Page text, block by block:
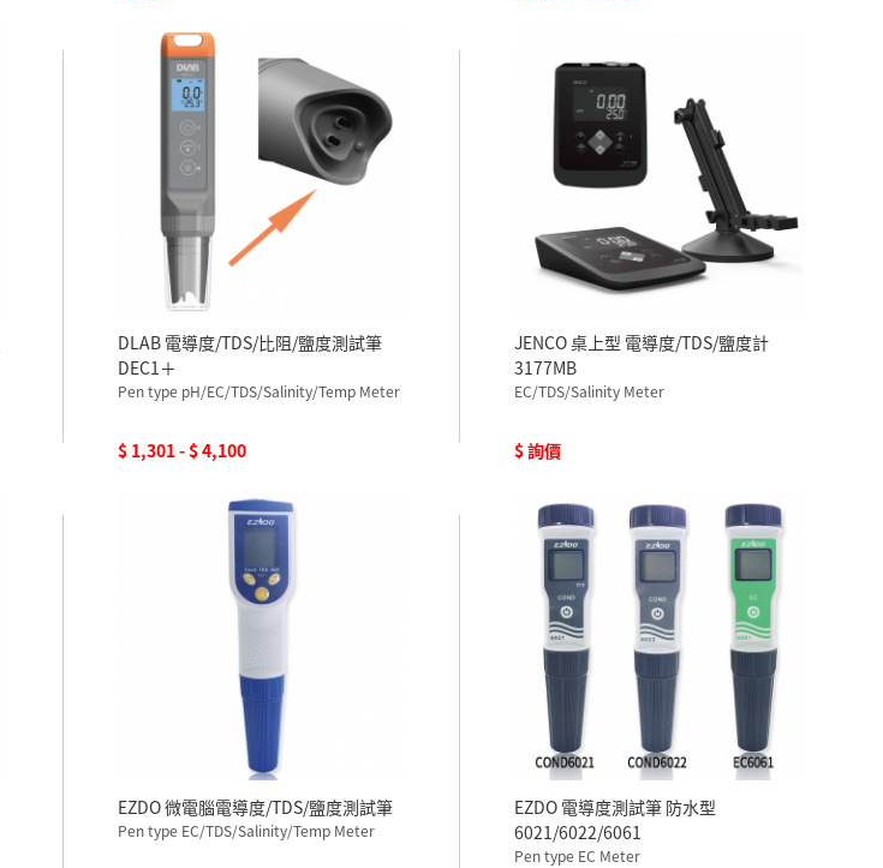
DLAB 電導度/TDS/比阻/鹽度測試筆
DEC1＋
Pen type pH/EC/TDS/Salinity/Temp Meter
$ 1,301 - $ 4,100
JENCO 桌上型 電導度/TDS/鹽度計
3177MB
EC/TDS/Salinity Meter
$ 詢價
EZDO 微電腦電導度/TDS/鹽度測試筆
Pen type EC/TDS/Salinity/Temp Meter
EZDO 電導度測試筆 防水型
6021/6022/6061
Pen type EC Meter